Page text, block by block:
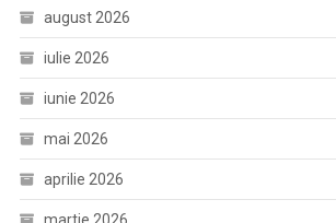
august 2026
iulie 2026
iunie 2026
mai 2026
aprilie 2026